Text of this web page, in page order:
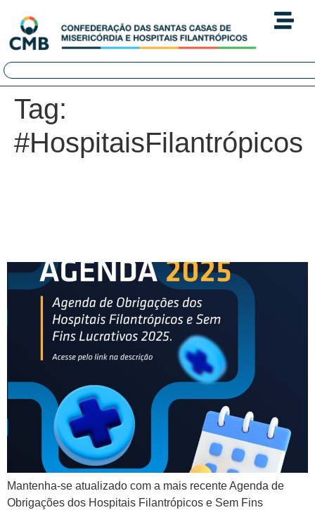
Tag:
#HospitaisFilantrópicos
Mantenha-se atualizado com a mais recente Agenda de
Obrigações dos Hospitais Filantrópicos e Sem Fins